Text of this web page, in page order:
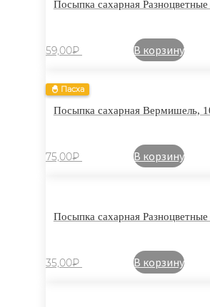
Посыпка сахарная
59,00₽ В корзину
🐣 Пасха
Посыпка сахарная Вермишель,
75,00₽ В корзину
Посыпка сахарная
35,00₽ В корзину